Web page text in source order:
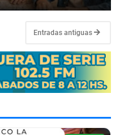
Entradas antiguas